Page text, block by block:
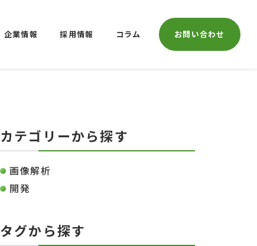
企業情報 採用情報 コラム お問い合わせ
カテゴリーから探す
画像解析
開発
タグから探す